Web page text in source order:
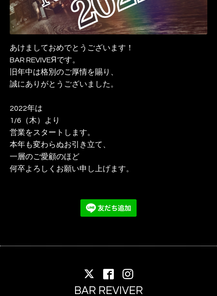
あけましておめでとうございます！
BAR REVIVEЯです。
旧年中は格別のご厚情を賜り、
誠にありがとうございました。
2022年は
1/6（木）より
営業をスタートします。
本年も変わらぬお引き立て、
一層のご愛顧のほど
何卒よろしくお願い申し上げます。
BAR REVIVER